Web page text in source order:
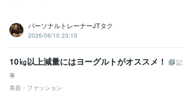
住まい・美容・生活相談 ダイエット・トレーニン
ダイエット トレーナーパーソナル
パーソナルトレーナー
ダイエット筋トレ
ダイエッ
ボディメイク
トレーニングメニュー
オンラインレッスン・習い事 １ヶ月徹底サポート
トレーニングメニュー
パーソナルトレーナーJTタク
2026/06/10 23:10
10㎏以上減量にはヨーグルトがオススメ！
記
事
美容・ファッション